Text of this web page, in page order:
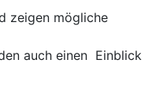
zeigen mögliche
auch einen Einblick